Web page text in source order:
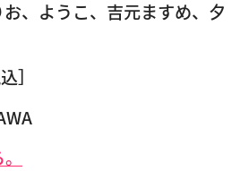
、ようこ、吉元ますめ、夕
］